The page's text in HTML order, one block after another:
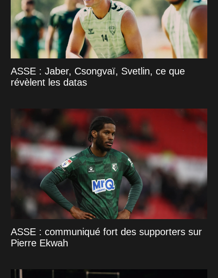
ASSE : Jaber, Csongvaï, Svetlin, ce que
révèlent les datas
ASSE : communiqué fort des supporters sur
Pierre Ekwah